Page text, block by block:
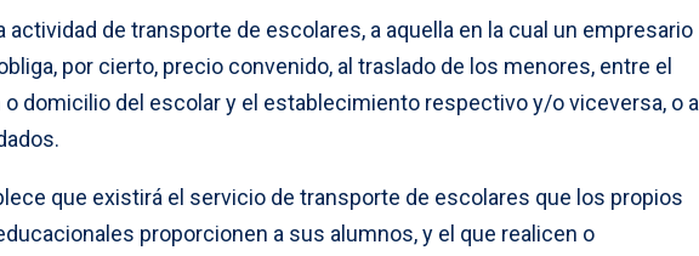
actividad de transporte de escolares, a aquella en la cual un empresario
por cierto, precio convenido, al traslado de los menores, entre el
o domicilio del escolar y el establecimiento respectivo y/o viceversa, o a
que existirá el servicio de transporte de escolares que los propios
proporcionen a sus alumnos, y el que realicen o